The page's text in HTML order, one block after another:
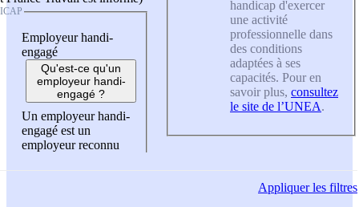
Employeur handi-
engagé
Qu'est-ce qu'un
employeur handi-
engagé ?
Un employeur handi-
engagé est un
employeur reconnu
handicap d'exercer
une activité
professionnelle dans
des conditions
adaptées à ses
capacités. Pour en
savoir plus, consultez
le site de l’UNEA.
Appliquerles filtres